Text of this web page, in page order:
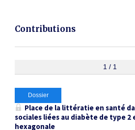
Contributions
1 / 1
Dossier
Place de la littératie en santé
sociales liées au diabète de type 2
hexagonale